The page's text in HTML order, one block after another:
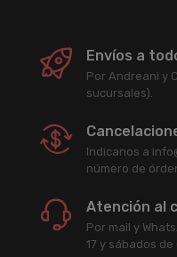
Envíos a
Por Andreani y
sucursales).
Indicanos a
número de
Atención al
Por mail y
17 y sábados de